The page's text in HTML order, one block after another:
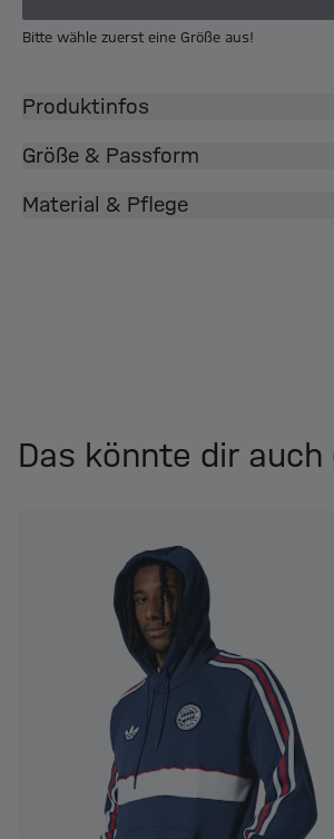
Bitte wähle zuerst eine Größe aus!
Produktinfos
Größe & Passform
Material & Pflege
Das könnte dir